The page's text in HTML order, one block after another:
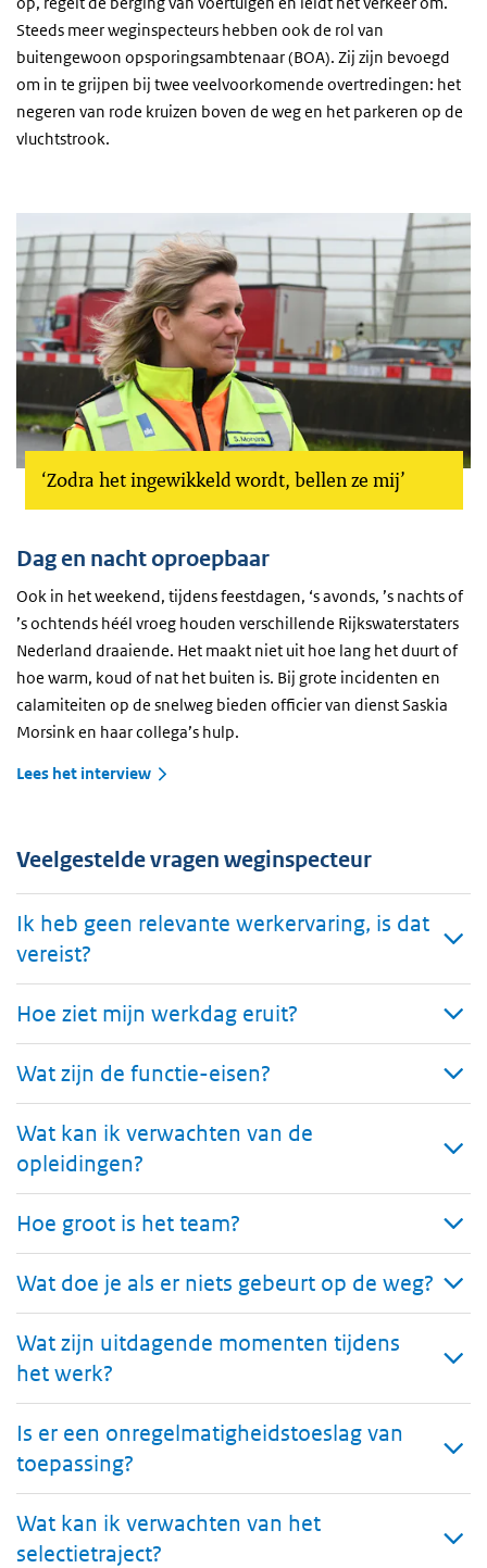
Steeds meer weginspecteurs hebben ook de rol van
buitengewoon opsporingsambtenaar (BOA). Zij zijn bevoegd
om in te grijpen bij twee veelvoorkomende overtredingen: het
negeren van rode kruizen boven de weg en het parkeren op de
vluchtstrook.
Dag en nacht oproepbaar
Ook in het weekend, tijdens feestdagen, ‘s avonds, ’s nachts of
’s ochtends héél vroeg houden verschillende Rijkswaterstaters
Nederland draaiende. Het maakt niet uit hoe lang het duurt of
hoe warm, koud of nat het buiten is. Bij grote incidenten en
calamiteiten op de snelweg bieden officier van dienst Saskia
Morsink en haar collega’s hulp.
Lees het interview
‘Zodra het ingewikkeld wordt, bellen ze mij’
Veelgestelde vragen weginspecteur
Ik heb geen relevante werkervaring, is dat
vereist?
Hoe ziet mijn werkdag eruit?
Wat zijn de functie-eisen?
Wat kan ik verwachten van de
opleidingen?
Hoe groot is het team?
Wat doe je als er niets gebeurt op de weg?
Wat zijn uitdagende momenten tijdens
het werk?
Is er een onregelmatigheidstoeslag van
toepassing?
Wat kan ik verwachten van het
selectietraject?